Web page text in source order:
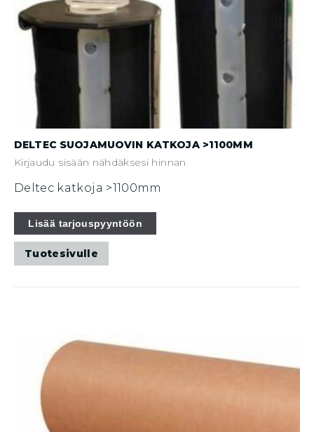
DELTEC SUOJAMUOVIN KATKOJA >1100MM
Kirjaudu sisään nähdäksesi hinnan
Deltec katkoja >1100mm
Lisää tarjouspyyntöön
Tuotesivulle